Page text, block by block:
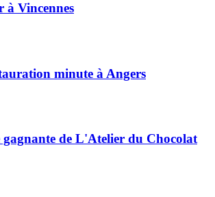
à Vincennes
minute à Angers
de L'Atelier du Chocolat